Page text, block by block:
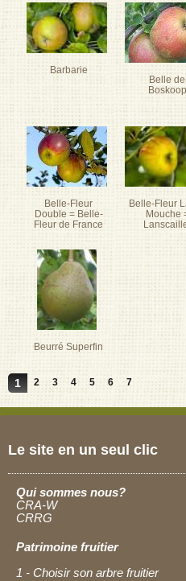
Barbarie
Belle de
Boskoop
Belle-Fleur
Double = Belle-
Fleur de France
Belle-Fleur
Mouche
Beurré Superfin
1 2 3 4 5 6 7
Le site en un seul clic
Qui sommes nous?
CRA-W
CRRG
Patrimoine fruitier
1 - Choisir son arbre fruitier